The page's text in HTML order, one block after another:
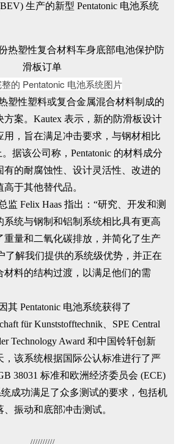
生产的新型 Pentatonic 电池系统
的 Pentatonic 电池系统图片
塑性塑料或复合金属混合材料制成的
案。Kautex 表示，新的防滑板设计
用，旨在满足冲击要求，与钢材相比
据该公司称，Pentatonic 的材料成分
有的耐腐蚀性、设计灵活性、改进的
于其他替代品。
监 Felix Haas 指出：“研究、开发和测
系统与钢制和铝制系统相比具有更高
重量和二氧化碳排放，并简化了生产
了解我们提供的系统级优势，并正在
材料的结构过渡，以满足他们的需
其 Pentatonic 电池系统获得了
für Kunststofftechnik、SPE Central
Technology Award 和中国铃轩创新
，该系统根据国际公认标准进行了严
38031 标准和欧洲经济委员会 (ECE)
统成功满足了众多测试的要求，包括机
、振动和底部冲击测试。